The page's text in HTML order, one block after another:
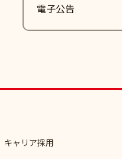
電子公告
キャリア採用